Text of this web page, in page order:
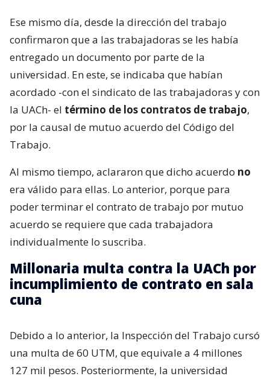
Ese mismo día, desde la dirección del trabajo
confirmaron que a las trabajadoras se les había
entregado un documento por parte de la
universidad. En este, se indicaba que habían
acordado -con el sindicato de las trabajadoras y con
la UACh- el término de los contratos de trabajo,
por la causal de mutuo acuerdo del Código del
Trabajo.
Al mismo tiempo, aclararon que dicho acuerdo no
era válido para ellas. Lo anterior, porque para
poder terminar el contrato de trabajo por mutuo
acuerdo se requiere que cada trabajadora
individualmente lo suscriba.
Millonaria multa contra la UACh por
incumplimiento de contrato en sala
cuna
Debido a lo anterior, la Inspección del Trabajo cursó
una multa de 60 UTM, que equivale a 4 millones
127 mil pesos. Posteriormente, la universidad